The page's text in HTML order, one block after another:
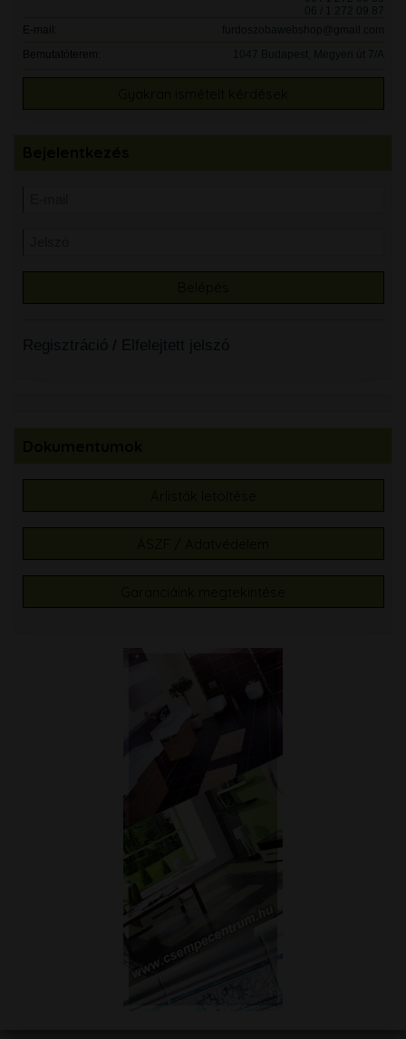
06 / 1 272 09 87
furdoszobawebshop@gmail.com
Bemutatóterem:
1047 Budapest, Megyeri út 7/A
Regisztráció / Elfelejtett jelszó